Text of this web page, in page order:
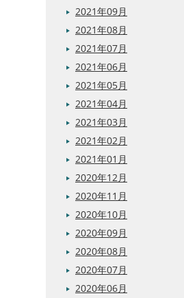
2021年09月
2021年08月
2021年07月
2021年06月
2021年05月
2021年04月
2021年03月
2021年02月
2021年01月
2020年12月
2020年11月
2020年10月
2020年09月
2020年08月
2020年07月
2020年06月